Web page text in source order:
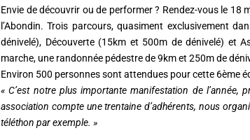
Envie de découvrir ou de performer ? Rendez-vous le 18
l’Abondin. Trois parcours, quasiment exclusivement
dénivelé), Découverte (15km et 500m de dénivelé) et
marche, une randonnée pédestre de 9km et 250m de
Environ 500 personnes sont attendues pour cette 6ème
« C’est notre plus importante manifestation de l’année,
association compte une trentaine d’adhérents, nous
téléthon par exemple. »